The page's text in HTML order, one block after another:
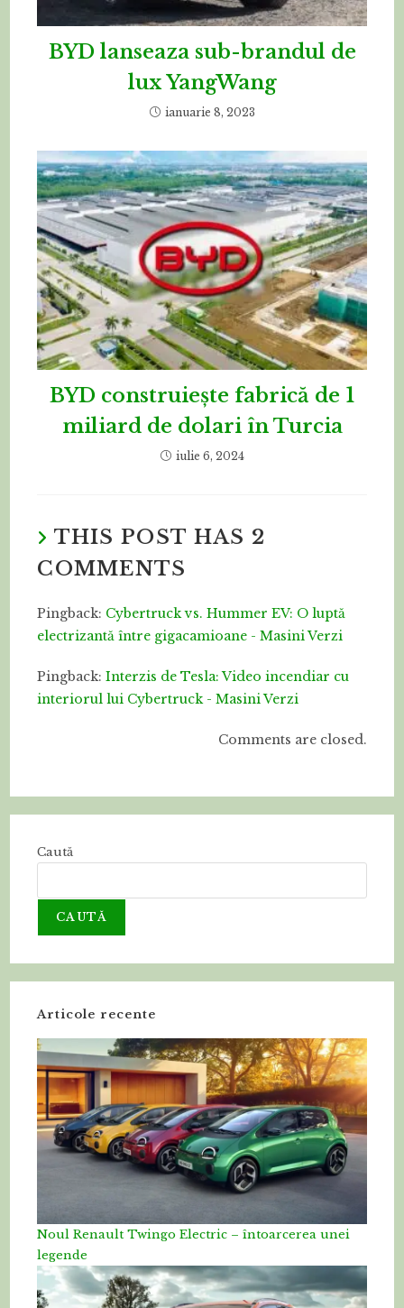
BYD lanseaza sub-brandul de
lux YangWang
ianuarie 8, 2023
BYD construiește fabrică de 1
miliard de dolari în Turcia
iulie 6, 2024
THIS POST HAS 2
COMMENTS
Pingback: Cybertruck vs. Hummer EV: O luptă
electrizantă între gigacamioane - Masini Verzi
Pingback:Interzis de Tesla: Video incendiar cu
interiorul lui Cybertruck - Masini Verzi
Comments are closed.
Caută
CAUTĂ
Articole recente
Noul Renault Twingo Electric – întoarcerea unei
legende